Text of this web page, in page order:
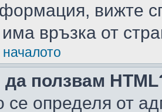
вижте
връзка от
ползвам
определя от